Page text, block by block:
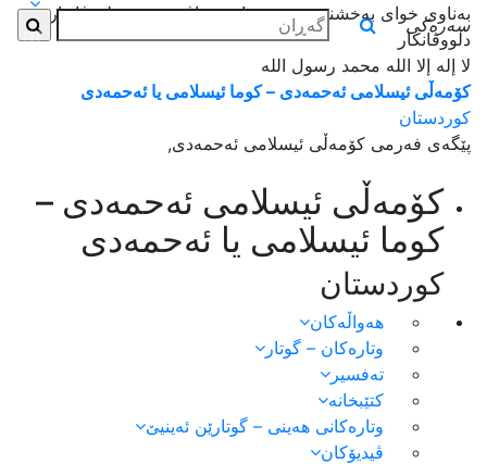
بەناوی خوای بەخشندەی میهرەبان _ بناڤێ خودێ دلووڤاندارێ
دلووڤانکار
لا إله إلا الله محمد رسول الله
کۆمەڵی ئیسلامی ئەحمەدی – کوما ئیسلامی یا ئەحمەدی
کوردستان
پێگەی فەرمی کۆمەڵی ئیسلامی ئەحمەدی,
سەرەکی
کۆمەڵی ئیسلامی ئەحمەدی –
کوما ئیسلامی یا ئەحمەدی
کوردستان
هەواڵەكان
وتارەکان – گوتار
تەفسیر
کتێبخانە
وتارەکانی هەینی – گوتارێن ئەینیێ
ڤیدیۆکان